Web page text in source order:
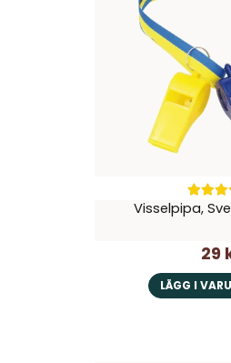
Visselpipa,
29
LÄGG I